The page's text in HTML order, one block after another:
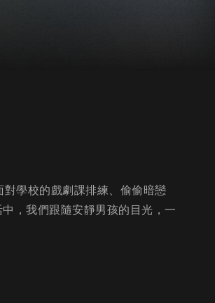
學校的戲劇課排練、偷偷暗戀
，我們跟隨安靜男孩的目光，一